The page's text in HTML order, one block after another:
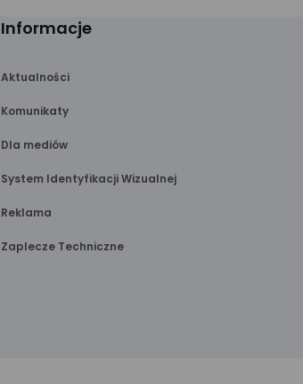
Informacje
Aktualności
Komunikaty
Dla mediów
System Identyfikacji Wizualnej
Reklama
Zaplecze Techniczne